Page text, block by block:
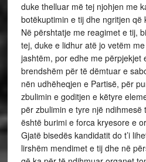
duke thelluar më tej njohjen me
botëkuptimin e tij dhe ngritjen që
Në përshtatje me reagimet e tij,
tej, duke e lidhur atë jo vetëm
jashtëm, por edhe me përpjekjet
brendshëm për të dëmtuar e
nën udhëheqjen e Partisë, për
zbulimin e goditjen e këtyre
për zbulimin e tyre një ndihmesë
është burimi e forca kryesore e
Gjatë bisedës kandidatit do t’i
lirshëm mendimet e tij dhe në